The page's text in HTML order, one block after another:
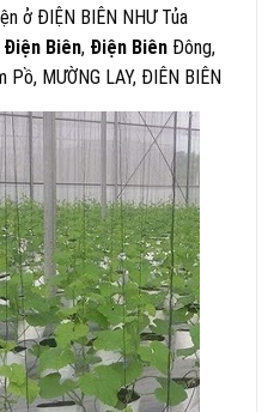
ở ĐIỆN BIÊN NHƯ Tủa
Điện Biên, Điện Biên Đông,
Pồ, MƯỜNG LAY, ĐIÊN BIÊN